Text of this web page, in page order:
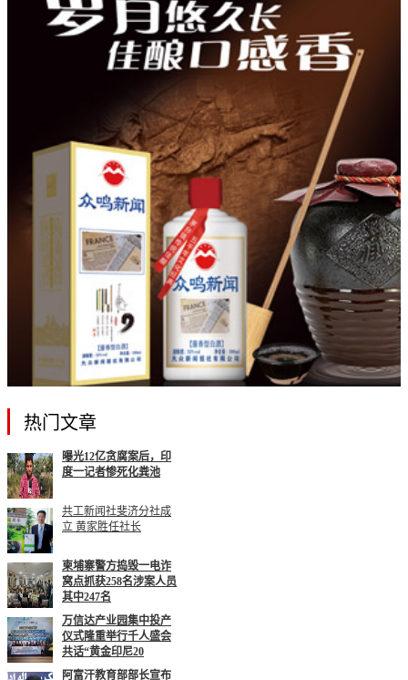
热门文章
曝光12亿贪腐案后，印
度一记者惨死化粪池
共工新闻社斐济分社成
立 黄家胜任社长
柬埔寨警方捣毁一电诈
窝点抓获258名涉案人员
其中247名
万信达产业园集中投产
仪式隆重举行千人盛会
共话“黄金印尼20
阿富汗教育部部长宣布